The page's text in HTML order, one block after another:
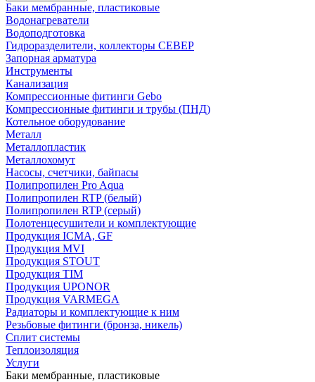
Баки мембранные, пластиковые
Водонагреватели
Водоподготовка
Гидроразделители, коллекторы СЕВЕР
Запорная арматура
Инструменты
Канализация
Компрессионные фитинги Gebo
Компрессионные фитинги и трубы (ПНД)
Котельное оборудование
Металл
Металлопластик
Металлохомут
Насосы, счетчики, байпасы
Полипропилен Pro Aqua
Полипропилен RTP (белый)
Полипропилен RTP (серый)
Полотенцесушители и комплектующие
Продукция ICMA, GF
Продукция MVI
Продукция STOUT
Продукция TIM
Продукция UPONOR
Продукция VARMEGA
Радиаторы и комплектующие к ним
Резьбовые фитинги (бронза, никель)
Сплит системы
Теплоизоляция
Услуги
Баки мембранные, пластиковые